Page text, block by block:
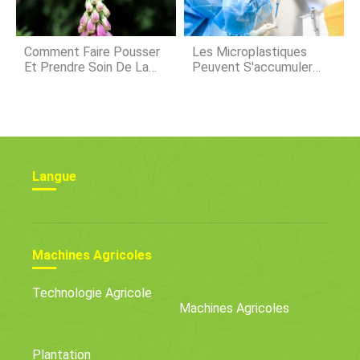
Comment Faire Pousser
Et Prendre Soin De La
Les Microplastiques
Peuvent S'accumuler
Langue
Machines Agricoles
Technologie Agricole
Machines Agricoles
Plantation